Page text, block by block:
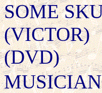
SOME
(VICTOR)
(DVD)